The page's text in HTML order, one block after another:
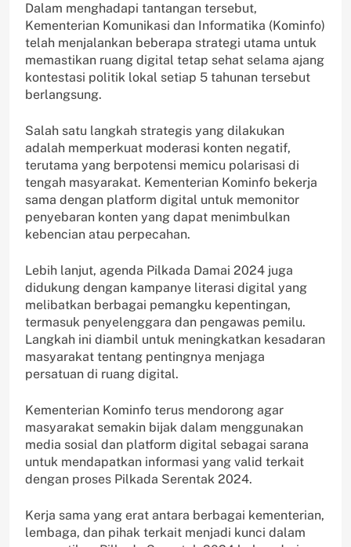
Dalam menghadapi tantangan tersebut,
Kementerian Komunikasi dan Informatika (Kominfo)
telah menjalankan beberapa strategi utama untuk
memastikan ruang digital tetap sehat selama ajang
kontestasi politik lokal setiap 5 tahunan tersebut
berlangsung.
Salah satu langkah strategis yang dilakukan
adalah memperkuat moderasi konten negatif,
terutama yang berpotensi memicu polarisasi di
tengah masyarakat. Kementerian Kominfo bekerja
sama dengan platform digital untuk memonitor
penyebaran konten yang dapat menimbulkan
kebencian atau perpecahan.
Lebih lanjut, agenda Pilkada Damai 2024 juga
didukung dengan kampanye literasi digital yang
melibatkan berbagai pemangku kepentingan,
termasuk penyelenggara dan pengawas pemilu.
Langkah ini diambil untuk meningkatkan kesadaran
masyarakat tentang pentingnya menjaga
persatuan di ruang digital.
Kementerian Kominfo terus mendorong agar
masyarakat semakin bijak dalam menggunakan
media sosial dan platform digital sebagai sarana
untuk mendapatkan informasi yang valid terkait
dengan proses Pilkada Serentak 2024.
Kerja sama yang erat antara berbagai kementerian,
lembaga, dan pihak terkait menjadi kunci dalam